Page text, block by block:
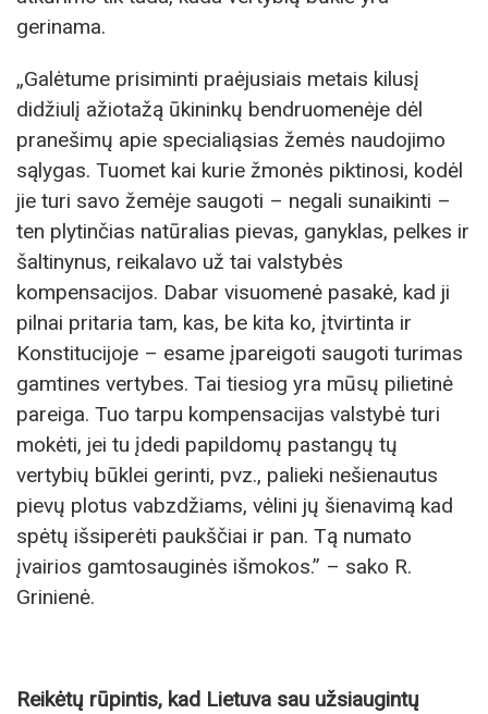
gerinama.
„Galėtume prisiminti praėjusiais metais kilusį
didžiulį ažiotažą ūkininkų bendruomenėje dėl
pranešimų apie specialiąsias žemės naudojimo
sąlygas. Tuomet kai kurie žmonės piktinosi, kodėl
jie turi savo žemėje saugoti – negali sunaikinti –
ten plytinčias natūralias pievas, ganyklas, pelkes ir
šaltinynus, reikalavo už tai valstybės
kompensacijos. Dabar visuomenė pasakė, kad ji
pilnai pritaria tam, kas, be kita ko, įtvirtinta ir
Konstitucijoje – esame įpareigoti saugoti turimas
gamtines vertybes. Tai tiesiog yra mūsų pilietinė
pareiga. Tuo tarpu kompensacijas valstybė turi
mokėti, jei tu įdedi papildomų pastangų tų
vertybių būklei gerinti, pvz., palieki nešienautus
pievų plotus vabzdžiams, vėlini jų šienavimą kad
spėtų išsiperėti paukščiai ir pan. Tą numato
įvairios gamtosauginės išmokos.” – sako R.
Grinienė.
Reikėtų rūpintis, kad Lietuva sau užsiaugintų